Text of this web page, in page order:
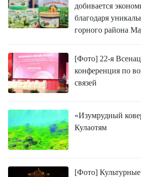
добивается
благодаря
горного района
[Фото] 22-я
конференция по
связей
«Изумрудный
Кулаотям
[Фото]